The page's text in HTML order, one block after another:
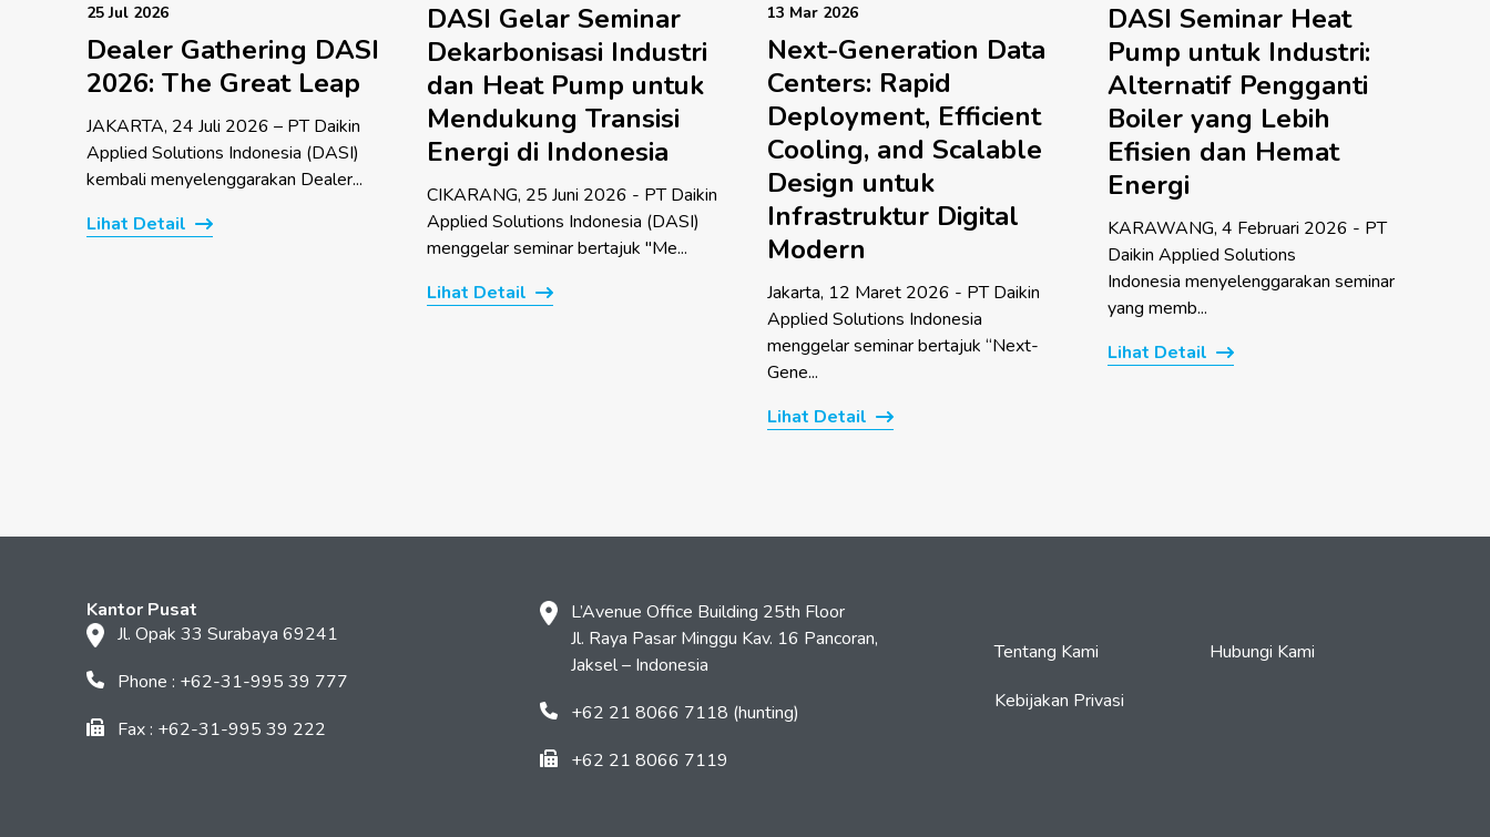
25 Jul 2026
Dealer Gathering DASI
2026: The Great Leap
JAKARTA, 24 Juli 2026 – PT Daikin
Applied Solutions Indonesia (DASI)
kembali menyelenggarakan Dealer...
Lihat Detail
DASI Gelar Seminar
Dekarbonisasi Industri
dan Heat Pump untuk
Mendukung Transisi
Energi di Indonesia
CIKARANG, 25 Juni 2026 - PT Daikin
Applied Solutions Indonesia (DASI)
menggelar seminar bertajuk "Me...
Lihat Detail
13 Mar 2026
Next-Generation Data
Centers: Rapid
Deployment, Efficient
Cooling, and Scalable
Design untuk
Infrastruktur Digital
Modern
Jakarta, 12 Maret 2026 - PT Daikin
Applied Solutions Indonesia
menggelar seminar bertajuk “Next-
Gene...
Lihat Detail
DASI Seminar Heat
Pump untuk Industri:
Alternatif Pengganti
Boiler yang Lebih
Efisien dan Hemat
Energi
KARAWANG, 4 Februari 2026 - PT
Daikin Applied Solutions
Indonesia menyelenggarakan seminar
yang memb...
Lihat Detail
Kantor Pusat
Jl. Opak 33 Surabaya 69241
Phone : +62-31-995 39 777
Fax : +62-31-995 39 222
L’Avenue Office Building 25th Floor
Jl. Raya Pasar Minggu Kav. 16 Pancoran,
Jaksel – Indonesia
+62 21 8066 7118 (hunting)
+62 21 8066 7119
Tentang Kami
Hubungi Kami
Kebijakan Privasi